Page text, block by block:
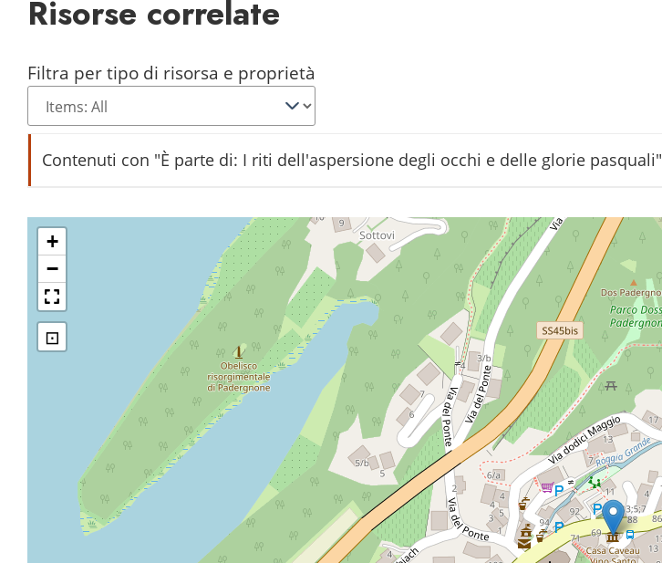
Risorse correlate
Filtra per tipo di risorsa e proprietà
Contenuti con "È parte di: I riti dell'aspersione degli occhi e delle glorie pasquali"
La Nosiola
+
−
⊡